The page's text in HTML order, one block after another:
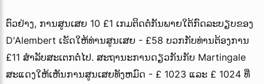
ຕົວຢ່າງ, ການສູນເສຍ 10 £1 ເກມຕິດຕໍ່ກັນພາຍໃຕ້ກົດລະບຽບຂອງ
D'Alembert ເຮັດໃຫ້ທ່ານສູນເສຍ - £58 ບວກກັບທ່ານຕ້ອງການ
£11 ສໍາລັບສະເຕກຕໍ່ໄປ. ສະຖານະການດຽວກັນກັບ Martingale
ສະແດງໃຫ້ເຫັນການສູນເສຍທັງຫມົດ - £ 1023 ແລະ £ 1024 ທີ່